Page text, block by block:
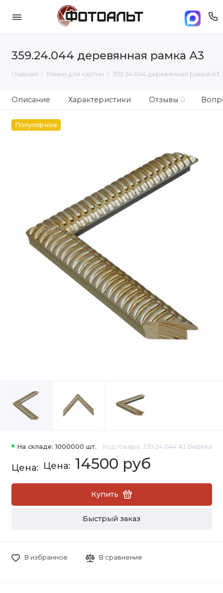
359.24.044 деревянная рамка А3
Главная Рамки для картин 359.24.044 деревянная рамка А3
Описание Характеристики Отзывы 0
Популярное
На складе: 1000000 шт. Код товара: 359.24.044 А3 Видека
14500 руб
Купить
Быстрый заказ
В избранное В сравнение